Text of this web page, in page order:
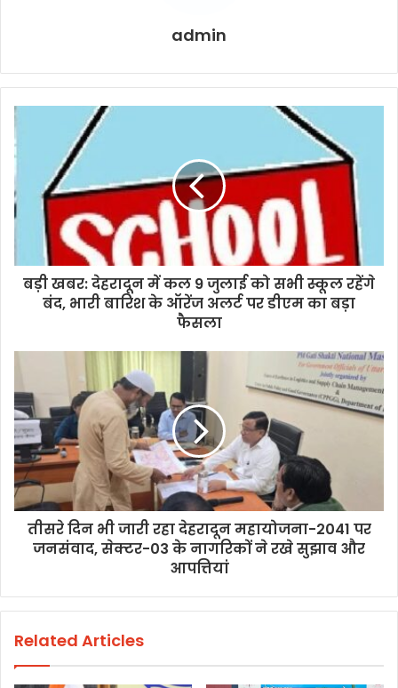
admin
बड़ी खबर: देहरादून में कल 9 जुलाई को सभी स्कूल रहेंगे
बंद, भारी बारिश के ऑरेंज अलर्ट पर डीएम का बड़ा
फैसला
तीसरे दिन भी जारी रहा देहरादून महायोजना-2041 पर
जनसंवाद, सेक्टर-03 के नागरिकों ने रखे सुझाव और
आपत्तियां
Related Articles